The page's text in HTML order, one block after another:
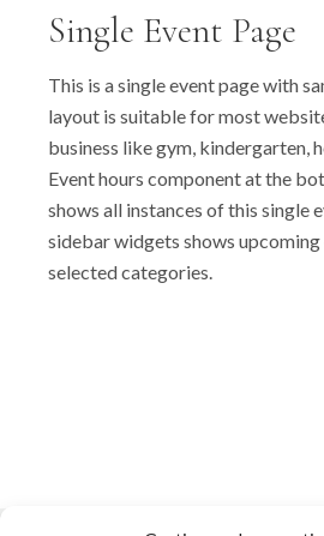
Single Event Page
This is a single event page with
layout is suitable for most
business like gym, kindergarten,
Event hours component at the
shows all instances of this single
sidebar widgets shows upcoming
selected categories.